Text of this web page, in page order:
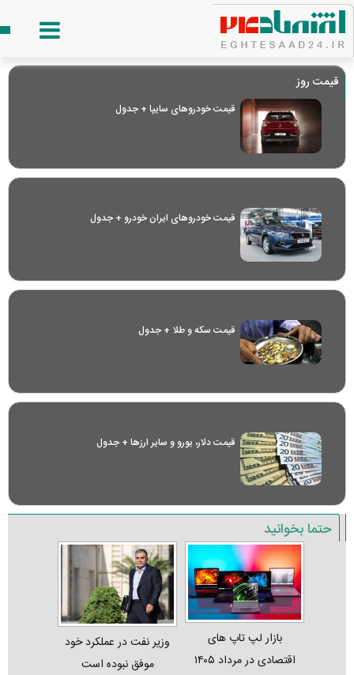
قیمت روز
قیمت خودرو‌های سایپا + جدول
قیمت خودرو‌های ایران خودرو + جدول
قیمت سکه و طلا + جدول
قیمت دلار، یورو و سایر ارز‌ها + جدول
حتما بخوانید
بازار لپ‌ تاپ‌ های
اقتصادی در مرداد ۱۴۰۵
وزیر نفت در عملکرد خود
موفق نبوده است